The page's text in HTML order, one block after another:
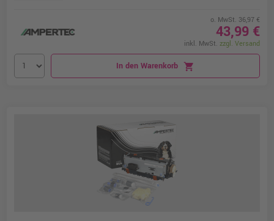
o. MwSt. 36,97 €
43,99 €
inkl. MwSt. zzgl. Versand
In den Warenkorb shopping_cart